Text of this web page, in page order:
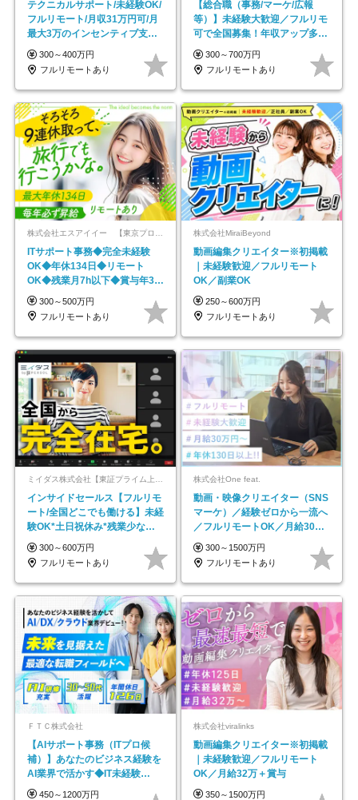
テクニカルサポート/未経験OK/
フルリモート/月収31万円可/月
最大3万のインセンティブ支給/
平均年齢33歳
300～400万円
フルリモートあり
【総合職（事務/マーケ/広報
等）】未経験大歓迎／フルリモ
可で全国募集！年収アップ多数
★年休最大130日★
300～700万円
フルリモートあり
ITサポート事務◆完全未経験
OK◆年休134日◆リモート
OK◆残業月7h以下◆賞与年3回
◆5年目まで必ず昇給
300～500万円
フルリモートあり
株式会社MiraiBeyond
動画編集クリエイター※初掲載
｜未経験歓迎／フルリモート
OK／副業OK
250～600万円
フルリモートあり
インサイドセールス【フルリモ
ート/全国どこでも働ける】未経
験OK*土日祝休み*残業少なめ*
在宅勤務手当あり
300～600万円
フルリモートあり
株式会社One feat.
動画・映像クリエイター（SNS
マーケ）／経験ゼロから一流へ
／フルリモートOK／月給30万
円～／年休130日以上
300～1500万円
フルリモートあり
ＦＴＣ株式会社
【AIサポート事務（ITプロ候
補）】あなたのビジネス経験を
AI業界で活かす◆IT未経験
OK◆目指せるコンサル
450～1200万円
株式会社viralinks
動画編集クリエイター※初掲載
｜未経験歓迎／フルリモート
OK／月給32万＋賞与
350～1500万円